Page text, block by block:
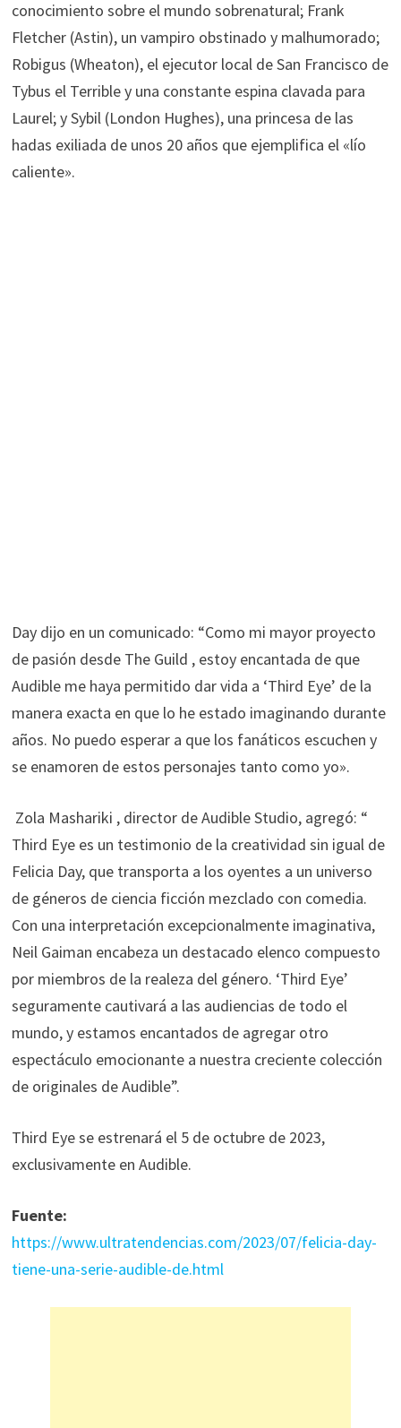
conocimiento sobre el mundo sobrenatural; Frank
Fletcher (Astin), un vampiro obstinado y malhumorado;
Robigus (Wheaton), el ejecutor local de San Francisco de
Tybus el Terrible y una constante espina clavada para
Laurel; y Sybil (London Hughes), una princesa de las
hadas exiliada de unos 20 años que ejemplifica el «lío
caliente».
Day dijo en un comunicado: “Como mi mayor proyecto
de pasión desde The Guild , estoy encantada de que
Audible me haya permitido dar vida a ‘Third Eye’ de la
manera exacta en que lo he estado imaginando durante
años. No puedo esperar a que los fanáticos escuchen y
se enamoren de estos personajes tanto como yo».
Zola Mashariki , director de Audible Studio, agregó: “
Third Eye es un testimonio de la creatividad sin igual de
Felicia Day, que transporta a los oyentes a un universo
de géneros de ciencia ficción mezclado con comedia.
Con una interpretación excepcionalmente imaginativa,
Neil Gaiman encabeza un destacado elenco compuesto
por miembros de la realeza del género. ‘Third Eye’
seguramente cautivará a las audiencias de todo el
mundo, y estamos encantados de agregar otro
espectáculo emocionante a nuestra creciente colección
de originales de Audible”.
Third Eye se estrenará el 5 de octubre de 2023,
exclusivamente en Audible.
Fuente:
https://www.ultratendencias.com/2023/07/felicia-day-
tiene-una-serie-audible-de.html